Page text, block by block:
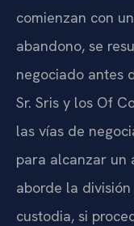
comienzan con
abandono, se
negociado antes
Sr. Sris y los Of
las vías de
para alcanzar un
aborde la
custodia, si